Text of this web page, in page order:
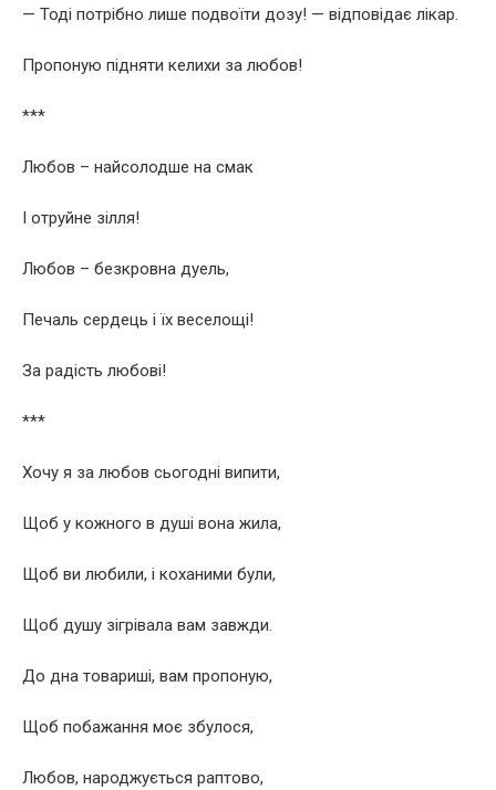
— Тоді потрібно лише подвоїти дозу! — відповідає лікар.
Пропоную підняти келихи за любов!
***
Любов – найсолодше на смак
І отруйне зілля!
Любов – безкровна дуель,
Печаль сердець і їх веселощі!
За радість любові!
***
Хочу я за любов сьогодні випити,
Щоб у кожного в душі вона жила,
Щоб ви любили, і коханими були,
Щоб душу зігрівала вам завжди.
До дна товариші, вам пропоную,
Щоб побажання моє збулося,
Любов, народжується раптово,